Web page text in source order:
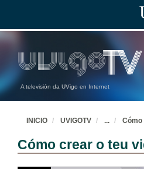
A televisión da UVigo en Internet
INICIO UVIGOTV ...
Cómo crear o teu